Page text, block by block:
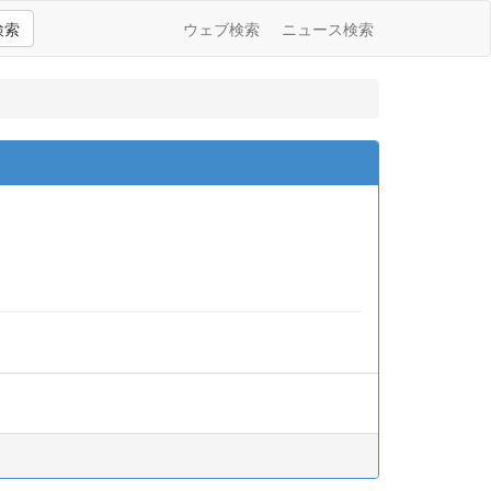
索 ウェブ検索 ニュース検索